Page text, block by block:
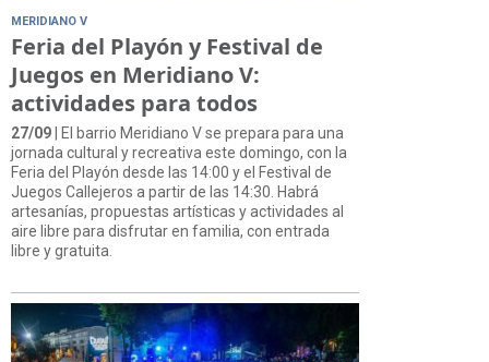
MERIDIANO V
Feria del Playón y Festival de
Juegos en Meridiano V:
actividades para todos
27/09 | El barrio Meridiano V se prepara para una
jornada cultural y recreativa este domingo, con la
Feria del Playón desde las 14:00 y el Festival de
Juegos Callejeros a partir de las 14:30. Habrá
artesanías, propuestas artísticas y actividades al
aire libre para disfrutar en familia, con entrada
libre y gratuita.